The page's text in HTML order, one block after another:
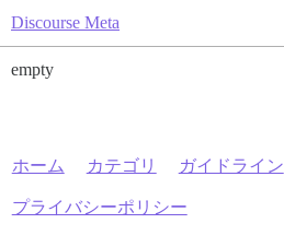
Discourse Meta
empty
ホーム カテゴリ ガイドライン
プライバシーポリシー